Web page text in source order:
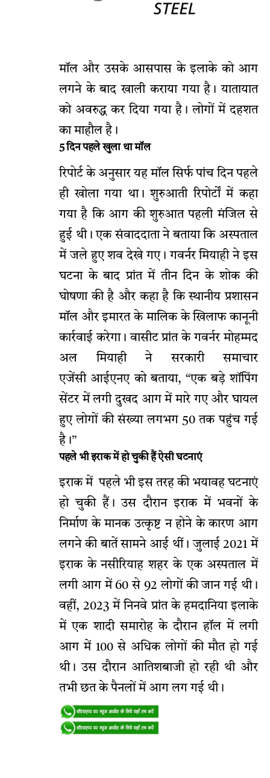
मॉल और उसके आसपास के इलाके को आग
लगने के बाद खाली कराया गया है। यातायात
को अवरुद्ध कर दिया गया है। लोगों में दहशत
का माहौल है।
5 दिन पहले खुला था मॉल
रिपोर्ट के अनुसार यह मॉल सिर्फ पांच दिन पहले
ही खोला गया था। शुरुआती रिपोर्टों में कहा
गया है कि आग की शुरुआत पहली मंजिल से
हुई थी। एक संवाददाता ने बताया कि अस्पताल
में जले हुए शव देखे गए। गवर्नर मियाही ने इस
घटना के बाद प्रांत में तीन दिन के शोक की
घोषणा की है और कहा है कि स्थानीय प्रशासन
मॉल और इमारत के मालिक के खिलाफ कानूनी
कार्रवाई करेगा। वासीट प्रांत के गवर्नर मोहम्मद
अल मियाही ने सरकारी समाचार
एजेंसी आईएनए को बताया, “एक बड़े शॉपिंग
सेंटर में लगी दुखद आग में मारे गए और घायल
हुए लोगों की संख्या लगभग 50 तक पहुंच गई
है।”
पहले भी इराक में हो चुकी हैं ऐसी घटनाएं
इराक में पहले भी इस तरह की भयावह घटनाएं
हो चुकी हैं। उस दौरान इराक में भवनों के
निर्माण के मानक उत्कृष्ट न होने के कारण आग
लगने की बातें सामने आई थीं। जुलाई 2021 में
इराक के नसीरियाह शहर के एक अस्पताल में
लगी आग में 60 से 92 लोगों की जान गई थी।
वहीं, 2023 में निनवे प्रांत के हमदानिया इलाके
में एक शादी समारोह के दौरान हॉल में लगी
आग में 100 से अधिक लोगों की मौत हो गई
थी। उस दौरान आतिशबाजी हो रही थी और
तभी छत के पैनलों में आग लग गई थी।